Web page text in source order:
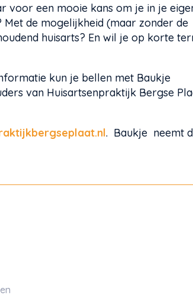
voor een mooie kans om je in je
de mogelijkheid (maar zonder de
huisarts? En wil je op korte
kun je bellen met Baukje
van Huisartsenpraktijk Bergse
. Baukje neemt